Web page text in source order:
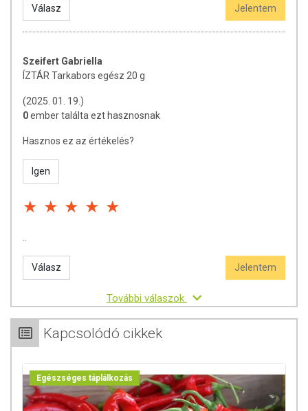
Válasz Jelentem
Szeifert Gabriella
ÍZTÁR Tarkabors egész 20 g
(2025. 01. 19.)
0ember találta ezt hasznosnak
Hasznos ez az értékelés?
Igen
Válasz Jelentem
További válaszok
Kapcsolódó cikkek
Egészséges táplálkozás